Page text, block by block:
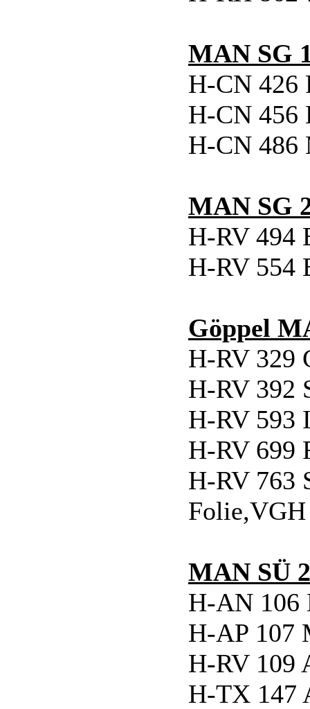
MAN SG
H-CN 426
H-CN 456
H-CN 486
MAN SG
H-RV 494
H-RV 554
Göppel
H-RV 329
H-RV 392
H-RV 593
H-RV 699
H-RV 763
MAN SÜ
H-AN 106
H-AP 107
H-RV 109
H-TX 147